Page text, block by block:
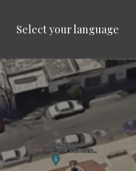
Select your language